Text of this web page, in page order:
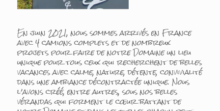
En juin 2021, nous sommes arrivés en France
avec 4 camions complets et de nombreux
projets pour faire de notre Domaine un lieu
unique pour tous ceux qui recherchent de belles
vacances avec calme, nature, détente, convivialité
dans une ambiance décontractée unique. Nous
l’avons créé, entre autres, sous nos belles
vérandas qui forment le cœur battant de